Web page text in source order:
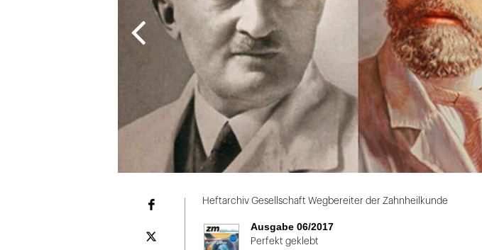
Plattform
Heftarchiv Gesellschaft Wegbereiter der Zahnheilkunde
Ausgabe 06/2017
Perfekt geklebt